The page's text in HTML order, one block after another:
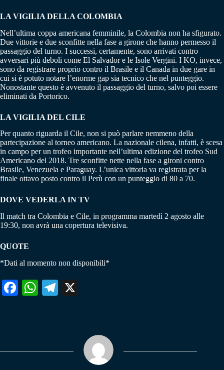
LA VIGILIA DELLA COLOMBIA
Nell’ultima coppa americana femminile, la Colombia non ha sfigurato.
Due vittorie e due sconfitte nella fase a girone che hanno permesso il
passaggio del turno. I successi, certamente, sono arrivati contro
avversari più deboli come El Salvador e le Isole Vergini. I KO, invece,
sono da registrare proprio contro il Brasile e il Canada in due gare in
cui si è potuto notare l’enorme gap sia tecnico che nel punteggio.
Nonostante questo è avvenuto il passaggio del turno, salvo poi essere
eliminati da Portorico.
LA VIGILIA DEL CILE
Per quanto riguarda il Cile, non si può parlare nemmeno della
partecipazione al torneo americano. La nazionale cilena, infatti, è scesa
in campo per un trofeo importante nell’ultima edizione del trofeo Sud
Americano del 2018. Tre sconfitte nette nella fase a gironi contro
Brasile, Venezuela e Paraguay. L’unica vittoria va registrata per la
finale ottavo posto contro il Perù con un punteggio di 80 a 70.
DOVE VEDERLA IN TV
Il match tra Colombia e Cile, in programma martedì 2 agosto alle
19:30, non avrà una copertura televisiva.
QUOTE
*Dati al momento non disponibili*
Fa W
pp
Te
m